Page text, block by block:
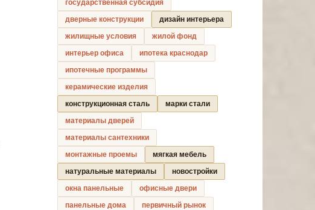
государственная субсидия
дверные конструкции
дизайн интерьера
жилищные условия
жилой фонд
интерьер офиса
ипотека краснодар
ипотечные программы
керамические изделия
конструкционная сталь
марки стали
материалы дверей
материалы сантехники
монтажные проемы
мягкая мебель
натуральные материалы
новостройки
окна панельные
офисные двери
панельные дома
первичный рынок